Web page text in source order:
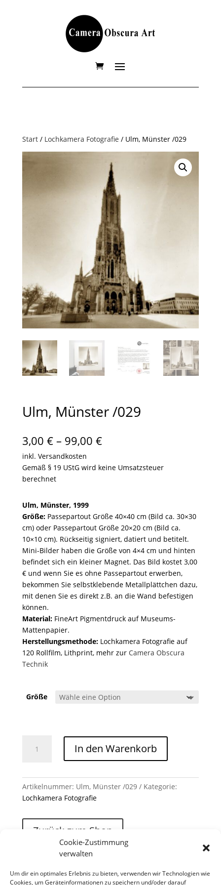
Cookie-Zustimmung
verwalten
Um dir ein optimales Erlebnis zu bieten, verwenden wir Technologien wie
Cookies, um Geräteinformationen zu speichern und/oder darauf
Start/ Lochkamera Fotografie / Ulm, Münster /029
Ulm, Münster /029
3,00 € – 99,00 €Preisspanne:
bis
99,00 €
inkl. Versandkosten
Gemäß § 19 UStG wird keine Umsatzsteuer
berechnet
Ulm, Münster, 1999
Größe:Passepartout Größe 40×40 cm (Bild ca. 30×30
cm) oder Passepartout Größe 20×20 cm (Bild ca.
10×10 cm). Rückseitig signiert, datiert und betitelt.
Mini-Bilder haben die Größe von 4×4 cm und hinten
befindet sich ein kleiner Magnet. Das Bild kostet 3,00
€ und wenn Sie es ohne Passepartout erwerben,
bekommen Sie selbstklebende Metallplättchen dazu,
mit denen Sie es direkt z.B. an die Wand befestigen
können.
Material:FineArt Pigmentdruck auf Museums-
Mattenpapier.
Herstellungsmethode:Lochkamera Fotografie auf
120 Rollfilm, Lithprint, mehr zur Camera Obscura
Technik
Größe
In den Warenkorb
Artikelnummer: Ulm, Münster /029
Kategorie:
Lochkamera Fotografie
Zurück zum Shop